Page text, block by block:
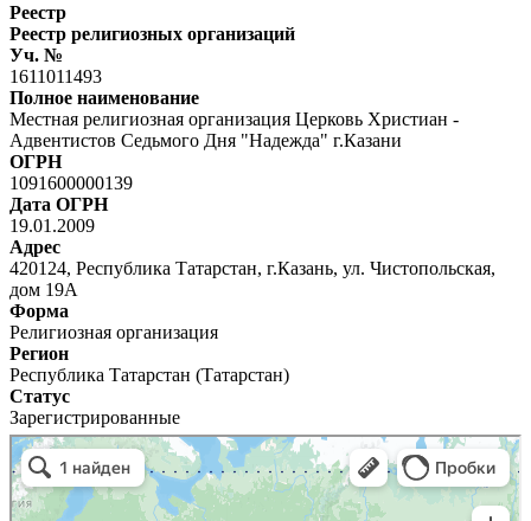
Реестр
Реестр религиозных организаций
Уч. №
1611011493
Полное наименование
Местная религиозная организация Церковь Христиан -
Адвентистов Седьмого Дня "Надежда" г.Казани
ОГРН
1091600000139
Дата ОГРН
19.01.2009
Адрес
420124, Республика Татарстан, г.Казань, ул. Чистопольская,
дом 19А
Форма
Религиозная организация
Регион
Республика Татарстан (Татарстан)
Статус
Зарегистрированные